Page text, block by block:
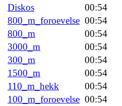
Diskos
00:54
800_m_foroevelse 00:54
800_m
00:54
3000_m
00:54
300_m
00:54
1500_m
00:54
110_m_hekk
00:54
100_m_foroevelse 00:54